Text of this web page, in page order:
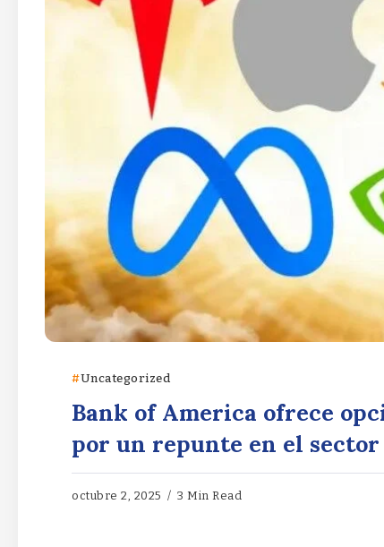
Uncategorized
Bank of America ofrece
por un repunte en el
octubre 2, 2025 3 Min Read